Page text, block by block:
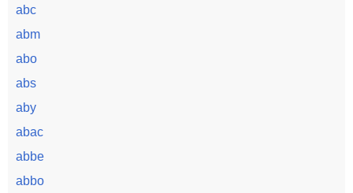
abc
abm
abo
abs
aby
abac
abbe
abbo